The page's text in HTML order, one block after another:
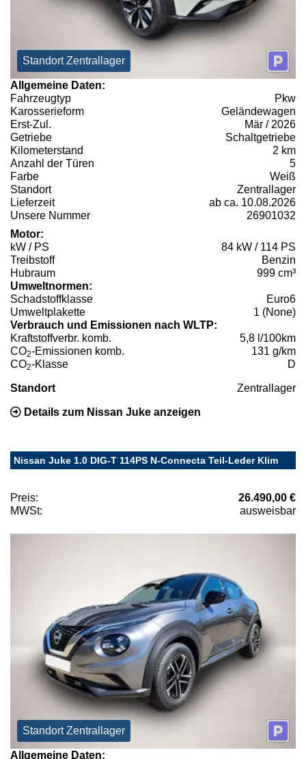
Standort Zentrallager
Allgemeine Daten:
Fahrzeugtyp
Pkw
Karosserieform
Geländewagen
Erst-Zul.
Mär / 2026
Getriebe
Schaltgetriebe
Kilometerstand
2 km
Anzahl der Türen
5
Farbe
Weiß
Standort
Zentrallager
Lieferzeit
ab ca. 10.08.2026
Unsere Nummer
26901032
Motor:
kW / PS
84 kW / 114 PS
Treibstoff
Benzin
Hubraum
999 cm³
Umweltnormen:
Schadstoffklasse
Euro6
Umweltplakette
1 (None)
Verbrauch und Emissionen nach WLTP:
Kraftstoffverbr. komb.
5,8 l/100km
CO2-Emissionen komb.
131 g/km
CO2-Klasse D
Standort Zentrallager
Details zum Nissan Juke anzeigen
Nissan Juke 1.0 DIG-T 114PS N-Connecta Teil-Leder Klim
Preis:
26.490,00 €
MWSt:
ausweisbar
Standort Zentrallager
Allgemeine Daten: